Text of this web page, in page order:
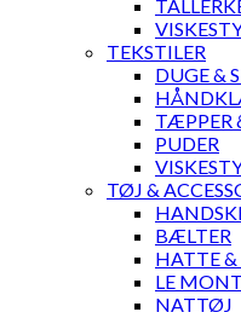
TEKSTILER
DUGE &
TÆPPER
PUDER
TØJ &
BÆLTER
HATTE &
LE
NATTØJ